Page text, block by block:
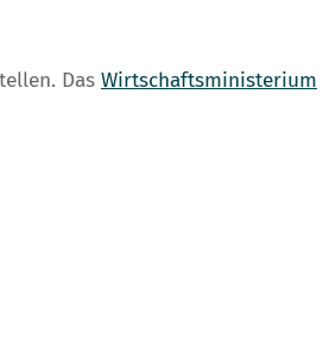
Das Wirtschaftsministerium